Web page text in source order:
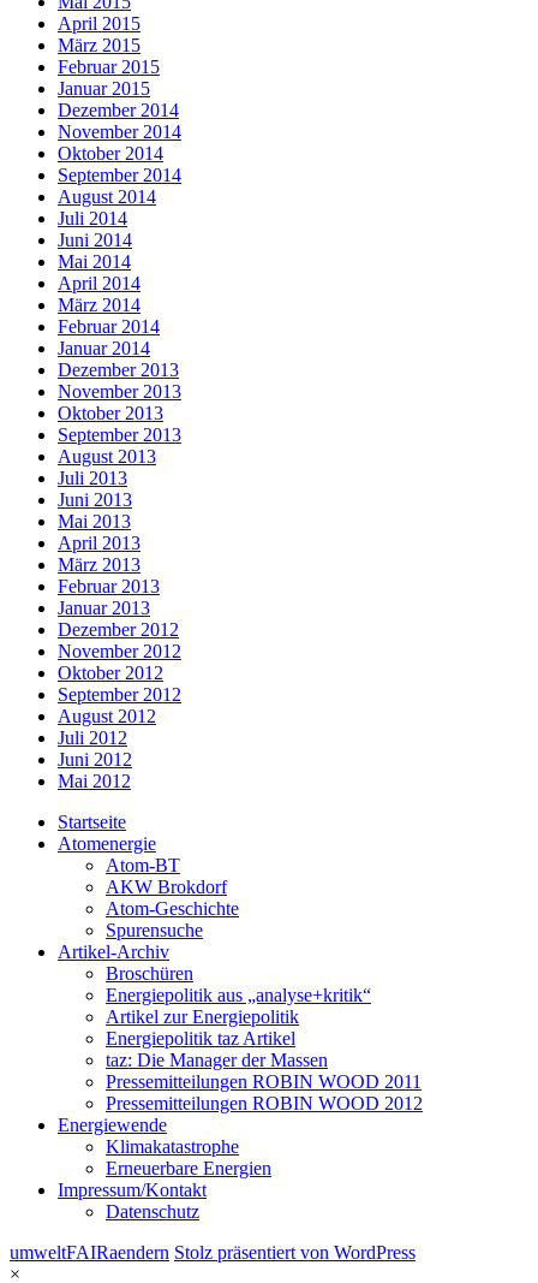
April 2015
März 2015
Februar 2015
Januar 2015
Dezember 2014
November 2014
Oktober 2014
September 2014
August 2014
Juli 2014
Juni 2014
Mai 2014
April 2014
März 2014
Februar 2014
Januar 2014
Dezember 2013
November 2013
Oktober 2013
September 2013
August 2013
Juli 2013
Juni 2013
Mai 2013
April 2013
März 2013
Februar 2013
Januar 2013
Dezember 2012
November 2012
Oktober 2012
September 2012
August 2012
Juli 2012
Juni 2012
Mai 2012
Startseite
Atomenergie
Atom-BT
AKW Brokdorf
Atom-Geschichte
Spurensuche
Artikel-Archiv
Broschüren
Energiepolitik aus „analyse+kritik“
Artikel zur Energiepolitik
Energiepolitik taz Artikel
taz: Die Manager der Massen
Pressemitteilungen ROBIN WOOD 2011
Pressemitteilungen ROBIN WOOD 2012
Energiewende
Klimakatastrophe
Erneuerbare Energien
Impressum/Kontakt
Datenschutz
umweltFAIRaendern Stolz präsentiert von WordPress
×